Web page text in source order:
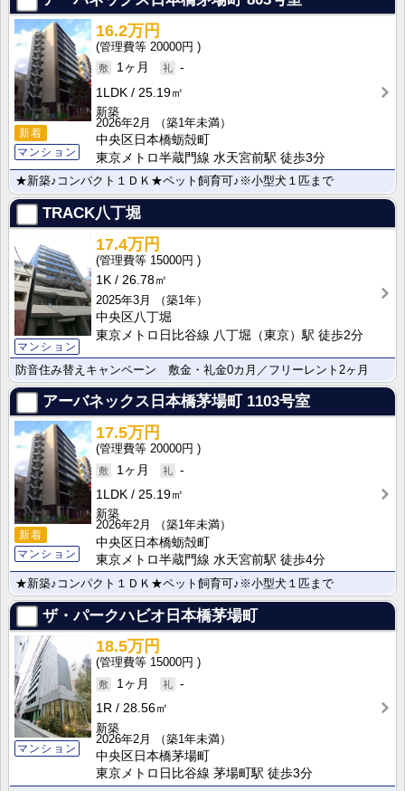
新着
マンション
16.2万円
20000円
1ヶ月
-
1LDK
25.19㎡
新築
2026年2月
（築1年未満）
中央区日本橋蛎殻町
東京メトロ半蔵門線 水天宮前駅 徒歩3分
★新築♪コンパクト１ＤＫ★ペット飼育可♪※小型犬１匹まで
TRACK八丁堀
マンション
17.4万円
15000円
1K
26.78㎡
2025年3月
（築1年）
中央区八丁堀
東京メトロ日比谷線 八丁堀（東京）駅 徒歩2分
防音住み替えキャンペーン 敷金・礼金0カ月／フリーレント2ヶ月
アーバネックス日本橋茅場町 1103号室
新着
マンション
17.5万円
20000円
1ヶ月
-
1LDK
25.19㎡
新築
2026年2月
（築1年未満）
中央区日本橋蛎殻町
東京メトロ半蔵門線 水天宮前駅 徒歩4分
★新築♪コンパクト１ＤＫ★ペット飼育可♪※小型犬１匹まで
ザ・パークハビオ日本橋茅場町
マンション
18.5万円
15000円
1ヶ月
-
1R
28.56㎡
新築
2026年2月
（築1年未満）
中央区日本橋茅場町
東京メトロ日比谷線 茅場町駅 徒歩3分